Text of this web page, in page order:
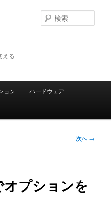
える
索
ョン ハードウェア
次へ→
プションを